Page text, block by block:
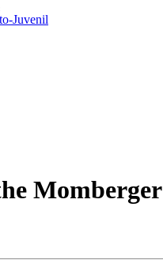
Juvenil
Momberger